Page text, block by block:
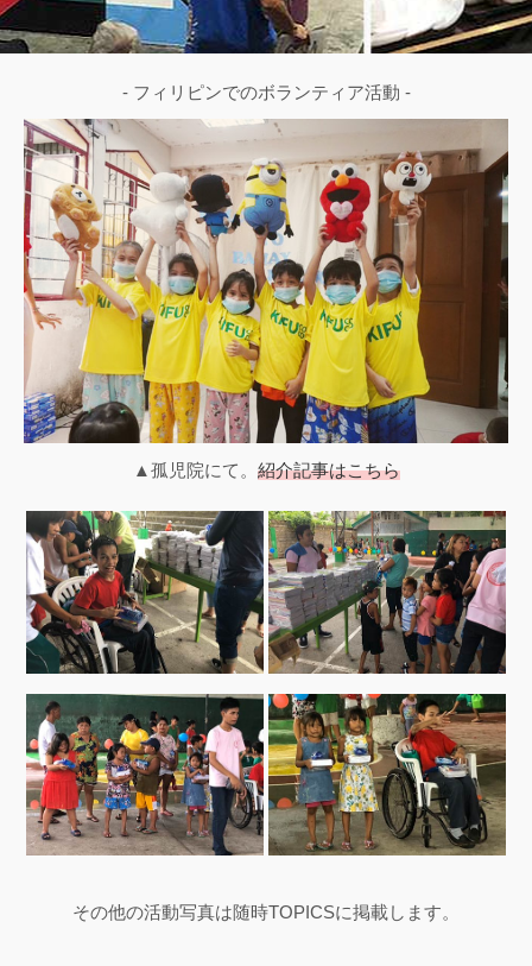
- フィリピンでのボランティア活動 -
▲孤児院にて。 紹介記事はこちら
その他の活動写真は随時TOPICSに掲載します。